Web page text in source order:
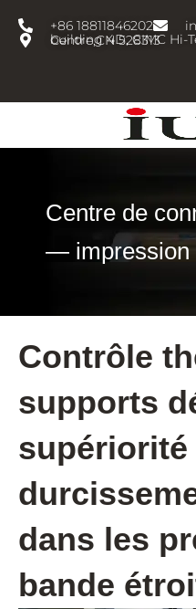
+86 18811846202
building 4D, CIMC Hi-Tech Intelligent Manufacturing Centre,CN 528313
Centre de
— impression
Contrôle
supports
supériorité
dans les
bande